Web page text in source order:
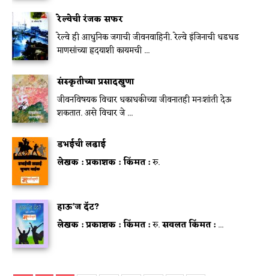
रेल्वेची रंजक सफर
रेल्वे ही आधुनिक जगाची जीवनवाहिनी. रेल्वे इंजिनाची धडधड
माणसांच्या ह्रदयाशी कायमची ...
संस्कृतीच्या प्रसादखुणा
जीवनविषयक विचार धकाधकीच्या जीवनातही मनःशांती देऊ
शकतात. असे विचार जे ...
डभईची लढाई
लेखक :प्रकाशक :किंमत :रु.
हाऊ’ज दॅट?
लेखक :प्रकाशक :किंमत :रु.सवलत किंमत : ...